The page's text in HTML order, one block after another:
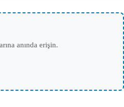
anında erişin.